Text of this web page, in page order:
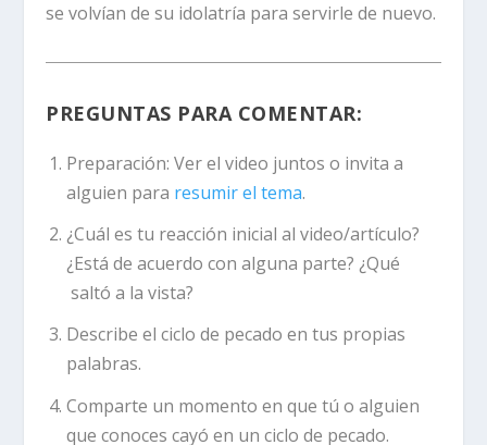
se volvían de su idolatría para servirle de nuevo.
PREGUNTAS PARA COMENTAR:
Preparación: Ver el video juntos o invita a
alguien para resumir el tema.
¿Cuál es tu reacción inicial al video/artículo?
¿Está de acuerdo con alguna parte? ¿Qué
saltó a la vista?
Describe el ciclo de pecado en tus propias
palabras.
Comparte un momento en que tú o alguien
que conoces cayó en un ciclo de pecado.